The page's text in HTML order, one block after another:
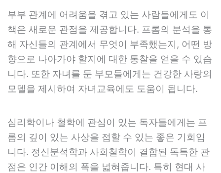
부부 관계에 어려움을 겪고 있는 사람들에게도 이
책은 새로운 관점을 제공합니다. 프롬의 분석을 통
해 자신들의 관계에서 무엇이 부족했는지, 어떤 방
향으로 나아가야 할지에 대한 통찰을 얻을 수 있습
니다. 또한 자녀를 둔 부모들에게는 건강한 사랑의
모델을 제시하여 자녀교육에도 도움이 됩니다.
심리학이나 철학에 관심이 있는 독자들에게는 프
롬의 깊이 있는 사상을 접할 수 있는 좋은 기회입
니다. 정신분석학과 사회철학이 결합된 독특한 관
점은 인간 이해의 폭을 넓혀줍니다. 특히 현대 사